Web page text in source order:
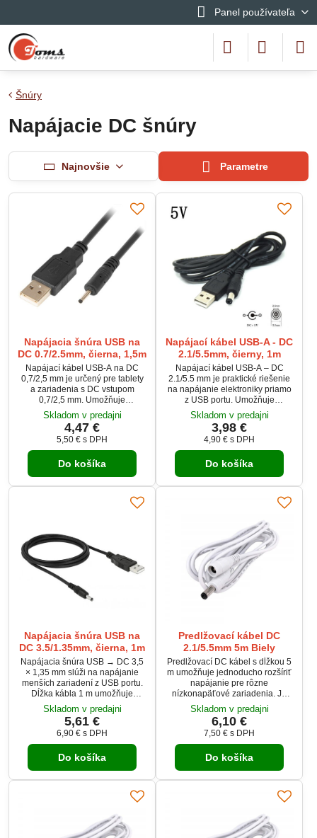
Panel používateľa
Šnúry
Napájacie DC šnúry
Najnovšie Parametre
Napájacia šnúra USB na
DC 0.7/2.5mm, čierna, 1,5m
Napájací kábel USB-A na DC
0,7/2,5 mm je určený pre tablety
a zariadenia s DC vstupom
0,7/2,5 mm. Umožňuje
jednoduché napájanie z USB
portu alebo adaptéra. Dĺžka 1,5
m poskytuje dostatočnú flexibilitu
pri používaní. Praktické riešenie
pre každodenné napájanie
elektroniky.
Skladom v predajni
4,47 €
5,50 € s DPH
Do košíka
Napájací kábel USB-A - DC
2.1/5.5mm, čierny, 1m
Napájací kábel USB-A – DC
2.1/5.5 mm je praktické riešenie
na napájanie elektroniky priamo
z USB portu. Umožňuje
spoľahlivý prevod z USB-A na
DC konektor 5.5×2.1 mm pre
zariadenia vyžadujúce 5 V
napájanie. Ideálny pre routery,
LED svetlá, kamery či drobnú
elektroniku doma aj v dielni.
Jednoduché zapojenie prináša
istotu, že vaše zariadenie ožije
Skladom v predajni
3,98 €
4,90 € s DPH
Do košíka
Napájacia šnúra USB na
DC 3.5/1.35mm, čierna, 1m
Napájacia šnúra USB → DC 3,5
× 1,35 mm slúži na napájanie
menších zariadení z USB portu.
Dĺžka kábla 1 m umožňuje
flexibilné pripojenie. Vhodná pre
routery, LED zariadenia či drobnú
elektroniku s príslušným
konektorom. Čierne prevedenie
je univerzálne pre bežné
použitie.
Skladom v predajni
5,61 €
6,90 € s DPH
Do košíka
Predlžovací kábel DC
2.1/5.5mm 5m Biely
Predlžovací DC kábel s dĺžkou 5
m umožňuje jednoducho rozšíriť
napájanie pre rôzne
nízkonapäťové zariadenia. Je
vybavený DC konektormi 5,5 ×
2,1 mm – samec a samica.
Vhodný pre napätie 5–24 V DC a
prúd až 5 A, ideálny pre LED
pásy, routery, kamery či malé
elektronické zariadenia.
Flexibilný kábel s ochranou proti
ohybu zabezpečuje spoľahlivý a
bezpečný prenos energie.
Skladom v predajni
6,10 €
7,50 € s DPH
Do košíka